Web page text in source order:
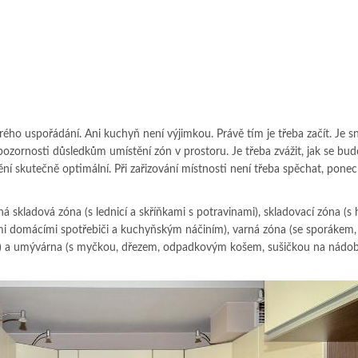
uspořádání. Ani kuchyň není výjimkou. Právě tím je třeba začít. Je
důsledkům umístění zón v prostoru. Je třeba zvážit, jak se
skutečně optimální. Při zařizování místnosti není třeba spěchat,
skladová zóna (s lednicí a skříňkami s potravinami), skladovací zóna (s
domácími spotřebiči a kuchyňským náčiním), varná zóna (se
umývárna (s myčkou, dřezem, odpadkovým košem, sušičkou na